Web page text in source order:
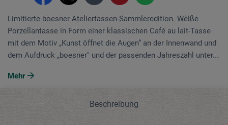
Limitierte boesner Ateliertassen-Sammleredition. Weiße
Porzellantasse in Form einer klassischen Café au lait-Tasse
mit dem Motiv „Kunst öffnet die Augen“ an der Innenwand und
dem Aufdruck „boesner" und der passenden Jahreszahl unter...
Mehr
Beschreibung